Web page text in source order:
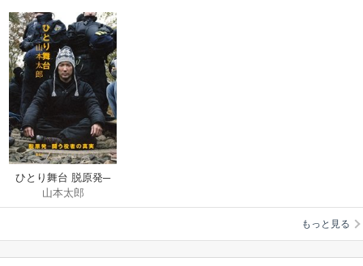
ひとり舞台 脱原発─
闘う役者の真実
山本太郎
もっと見る